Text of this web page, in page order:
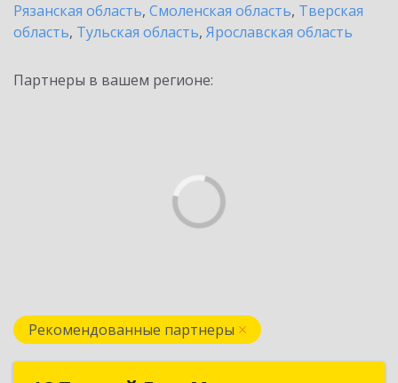
Рязанская область, Смоленская область, Тверская
область, Тульская область, Ярославская область
Партнеры в вашем регионе:
Рекомендованные партнеры